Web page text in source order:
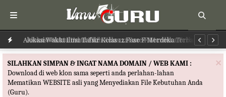
Alokasi Waktu Ilmu Tafsir Kelas 12 Fase F Merdeka Terbaru
×
SILAHKAN SIMPAN & INGAT NAMA DOMAIN / WEB KAMI :
Download di web klon sama seperti anda perlahan-lahan
Mematikan WEBSITE asli yang Menyediakan File Kebutuhan Anda
(Guru).